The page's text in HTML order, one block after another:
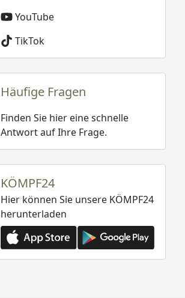
YouTube
TikTok
Häufige Fragen
Finden Sie hier eine schnelle
Antwort auf Ihre Frage.
KÖMPF24
Hier können Sie unsere KÖMPF24
herunterladen